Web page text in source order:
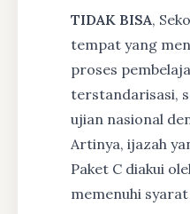
TIDAK BISA,
tempat yang
proses
terstandarisasi,
ujian nasional
Artinya, ijazah
Paket C diakui
memenuhi